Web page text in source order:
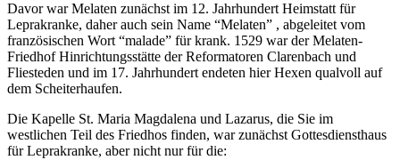
Davor war Melaten zunächst im 12. Jahrhundert Heimstatt für
Leprakranke, daher auch sein Name “Melaten” , abgeleitet vom
französischen Wort “malade” für krank. 1529 war der Melaten-
Friedhof Hinrichtungsstätte der Reformatoren Clarenbach und
Fliesteden und im 17. Jahrhundert endeten hier Hexen qualvoll auf
dem Scheiterhaufen.
Die Kapelle St. Maria Magdalena und Lazarus, die Sie im
westlichen Teil des Friedhos finden, war zunächst Gottesdiensthaus
für Leprakranke, aber nicht nur für die: